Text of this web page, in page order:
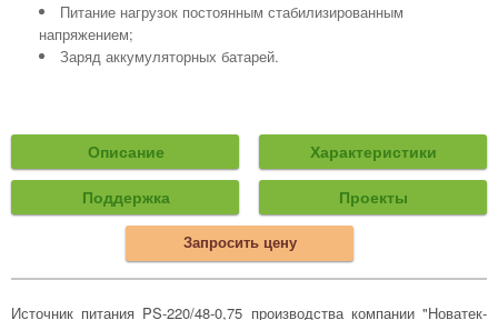
Питание нагрузок постоянным стабилизированным
напряжением;
Заряд аккумуляторных батарей.
Описание Характеристики
Поддержка Проекты
Запросить цену
Источник питания PS-220/48-0,75 производства компании "Новатек-